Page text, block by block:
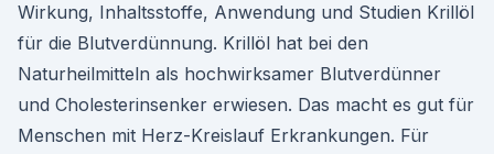
Wirkung, Inhaltsstoffe, Anwendung und Studien Krillöl
für die Blutverdünnung. Krillöl hat bei den
Naturheilmitteln als hochwirksamer Blutverdünner
und Cholesterinsenker erwiesen. Das macht es gut für
Menschen mit Herz-Kreislauf Erkrankungen. Für